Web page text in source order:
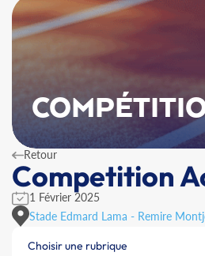
Retour
Competition
1 Février 2025
Stade Edmard Lama - Remire
Choisir une rubrique